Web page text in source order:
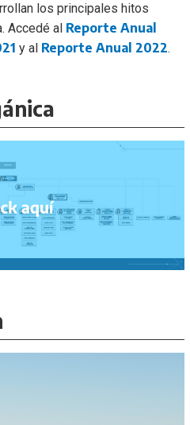
los principales hitos
Accedé al Reporte Anual
y al Reporte Anual 2022.